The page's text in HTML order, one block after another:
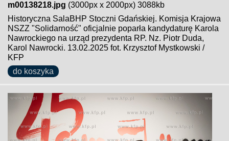
m00138218.jpg (3000px x 2000px) 3088kb
Historyczna SalaBHP Stoczni Gdańskiej. Komisja Krajowa
NSZZ "Solidarność" oficjalnie poparła kandydaturę Karola
Nawrockiego na urząd prezydenta RP. Nz. Piotr Duda,
Karol Nawrocki. 13.02.2025 fot. Krzysztof Mystkowski /
KFP
do koszyka